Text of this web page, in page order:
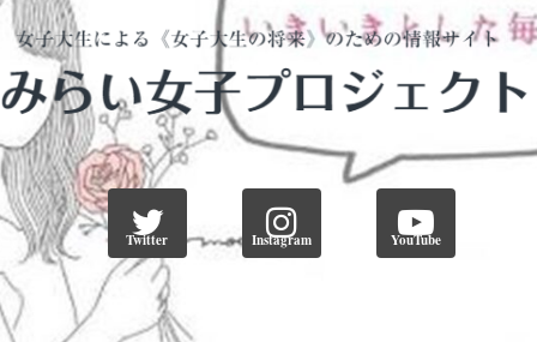
Twitter Instagram YouTube